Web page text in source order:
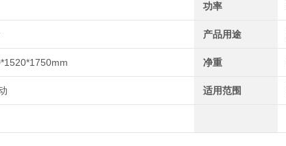
功率
产品用途
净重
适用范围